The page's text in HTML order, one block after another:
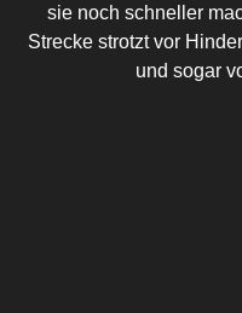
sie noch schneller
Strecke strotzt vor
und sogar